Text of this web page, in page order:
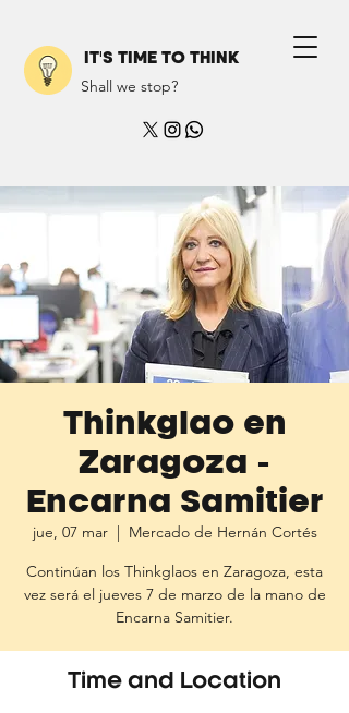
IT'S TIME TO THINK
Shall we stop?
Thinkglao en
Zaragoza -
Encarna Samitier
jue, 07 mar
  |
Mercado de Hernán Cortés
Continúan los Thinkglaos en Zaragoza, esta
vez será el jueves 7 de marzo de la mano de
Encarna Samitier.
Time and Location